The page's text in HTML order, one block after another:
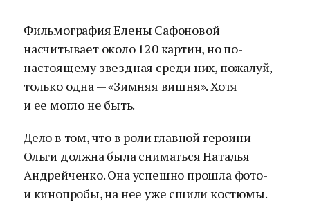
Фильмография Елены Сафоновой
насчитывает около 120 картин, но по-
настоящему звездная среди них, пожалуй,
только одна — «Зимняя вишня». Хотя
и ее могло не быть.
Дело в том, что в роли главной героини
Ольги должна была сниматься Наталья
Андрейченко. Она успешно прошла фото-
и кинопробы, на нее уже сшили костюмы.